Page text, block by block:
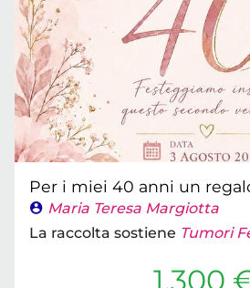
Per i miei 40 anni un
Maria Teresa Margiotta
La raccolta sostiene Tumori
1.300